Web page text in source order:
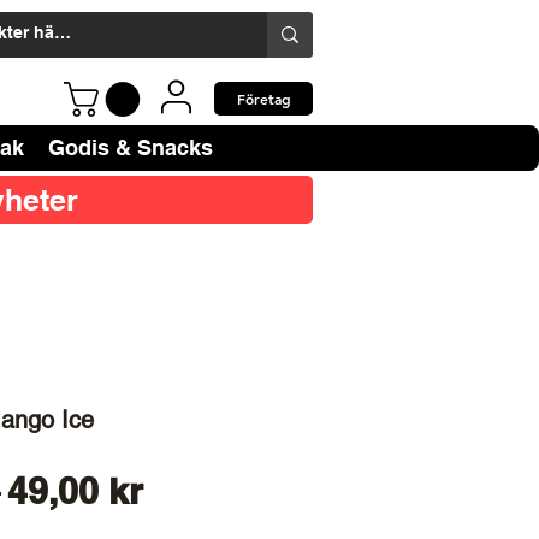
Företag
Godis & Snacks
Ice
Ordinarie
49,00 krReapris